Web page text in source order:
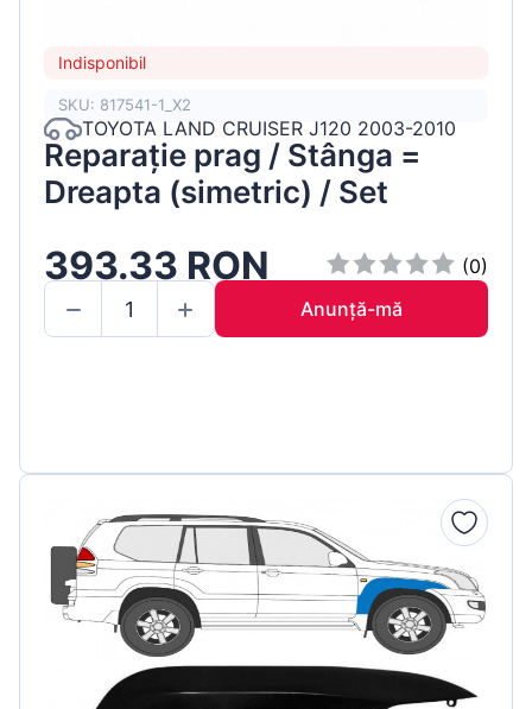
Indisponibil
SKU: 817541-1_X2
TOYOTA LAND CRUISER J120 2003-2010
Reparație prag / Stânga =
Dreapta (simetric) / Set
393.33 RON
(0)
Anunță-mă